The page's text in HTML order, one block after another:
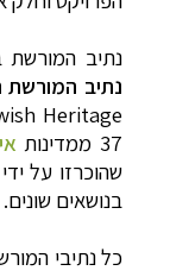
נתיב המורשת
נתיב המורשת
Heritage
37 ממדינות
שהוכרזו על ידי
בנושאים שונים.
כל נתיבי